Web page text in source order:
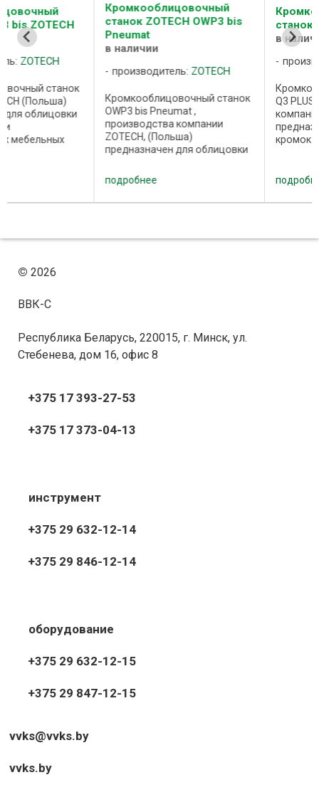
Кромкооблицовочный
станок ZOTECH OWP3 bis
Pneumat
в наличии
производитель: ZOTECH
Кромкооблицовочный станок
OWP3 bis Pneumat ,
производства компании
ZOTECH, (Польша)
предназначен для облицовки
криволинейных мебельных
элементов с использованием
термоплавкого клея, пленкой
Кромкооблицовочный
станок ZOTECH Q3
производитель: ZOTECH
Кромкооблицовочный
Q3 PLUS производства
компании ZOTECH
предназначен для
криволинейных
термоплавкого клея,
Кромкооблицовочный
© 2026
ВВК-С
Республика Беларусь, 220015, г. Минск, ул.
Стебенева, дом 16, офис 8
+375 17 393-27-53
+375 17 373-04-13
инструмент
+375 29 632-12-14
+375 29 846-12-14
оборудование
+375 29 632-12-15
+375 29 847-12-15
vvks@vvks.by
vvks.by